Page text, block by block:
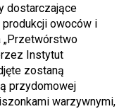
dostarczające
owoców i
„Przetwórstwo
Instytut
zostaną
przydomowej
warzywnymi,